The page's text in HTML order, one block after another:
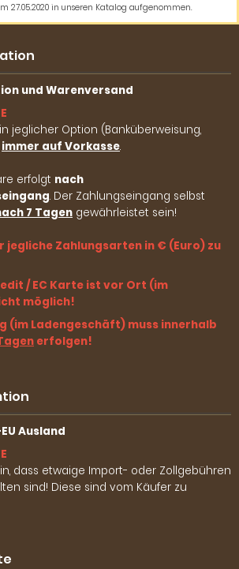
27.05.2020 in unseren Katalog aufgenommen.
und Warenversand
jeglicher Option (Banküberweisung,
immer auf Vorkasse.
erfolgt nach
. Der Zahlungseingang selbst
7 Tagen gewährleistet sein!
jegliche Zahlungsarten in € (Euro) zu
/ EC Karte ist vor Ort (im
möglich!
(im Ladengeschäft) muss innerhalb
erfolgen!
Ausland
dass etwaige Import- oder Zollgebühren
sind! Diese sind vom Käufer zu